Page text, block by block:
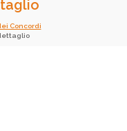
Concordi